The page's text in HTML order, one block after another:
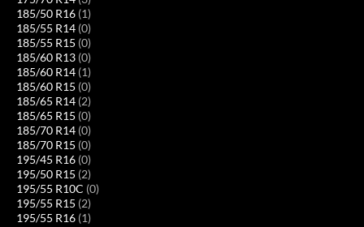
185/50 R16 (1)
185/55 R14 (0)
185/55 R15 (0)
185/60 R13 (0)
185/60 R14 (1)
185/60 R15 (0)
185/65 R14 (2)
185/65 R15 (0)
185/70 R14 (0)
185/70 R15 (0)
195/45 R16 (0)
195/50 R15 (2)
195/55 R10C (0)
195/55 R15 (2)
195/55 R16 (1)